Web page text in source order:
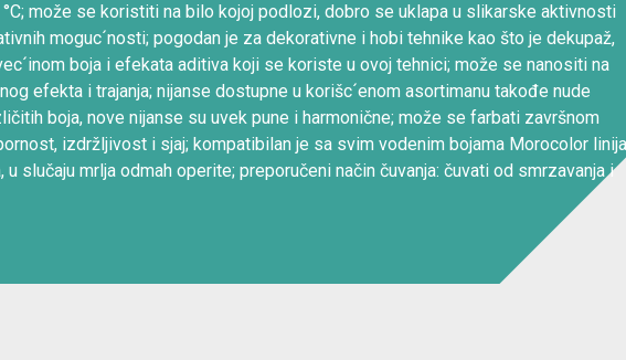
može se koristiti na bilo kojoj podlozi, dobro se uklapa u slikarske aktivnosti
moguc´nosti; pogodan je za dekorativne i hobi tehnike kao što je dekupaž,
boja i efekata aditiva koji se koriste u ovoj tehnici; može se nanositi na
efekta i trajanja; nijanse dostupne u korišc´enom asortimanu takođe nude
boja, nove nijanse su uvek pune i harmonične; može se farbati završnom
izdržljivost i sjaj; kompatibilan je sa svim vodenim bojama Morocolor
slučaju mrlja odmah operite; preporučeni način čuvanja: čuvati od smrzavanja i